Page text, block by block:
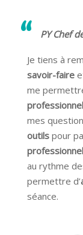
PY Chef
Je tiens à
savoir-faire
me
mes
outils pour
au rythme
permettre d’
séance.